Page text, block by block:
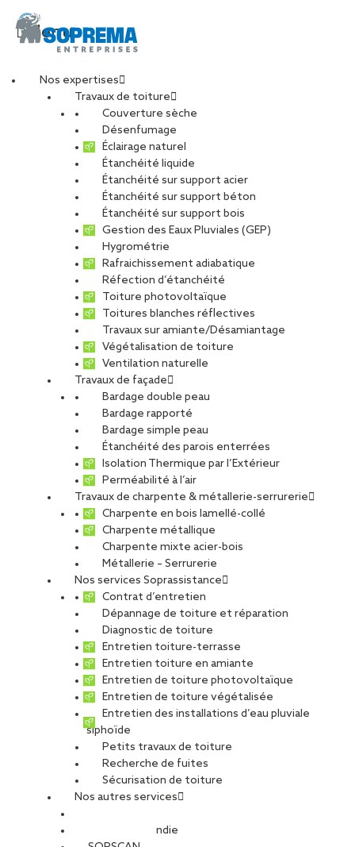
Menu
Nos expertises
Travaux de toiture
Couverture sèche
Désenfumage
Éclairage naturel
Étanchéité liquide
Étanchéité sur support acier
Étanchéité sur support béton
Étanchéité sur support bois
Gestion des Eaux Pluviales (GEP)
Hygrométrie
Rafraichissement adiabatique
Réfection d’étanchéité
Toiture photovoltaïque
Toitures blanches réflectives
Travaux sur amiante/Désamiantage
Végétalisation de toiture
Ventilation naturelle
Travaux de façade
Bardage double peau
Bardage rapporté
Bardage simple peau
Étanchéité des parois enterrées
Isolation Thermique par l’Extérieur
Perméabilité à l’air
Travaux de charpente & métallerie-serrurerie
Charpente en bois lamellé-collé
Charpente métallique
Charpente mixte acier-bois
Métallerie – Serrurerie
Nos services Soprassistance
Contrat d’entretien
Dépannage de toiture et réparation
Diagnostic de toiture
Entretien toiture-terrasse
Entretien toiture en amiante
Entretien de toiture photovoltaïque
Entretien de toiture végétalisée
Entretien des installations d’eau pluviale
siphoïde
Petits travaux de toiture
Recherche de fuites
Sécurisation de toiture
Nos autres services
Sécurité Incendie
20220209_114226
(2)-min
PARTAGER
23 septembre 2022